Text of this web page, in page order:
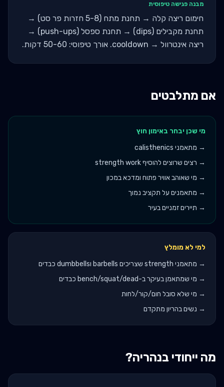
מבנה פגישה טיפוסית
חימום ריצה קלה → תחנת מתח (5-8 חזרות פר סט) →
תחנת מקבילים (dips) → תחנת ספסל (push-ups) →
ריצה אינטרוול → cooldown. אורך טיפוסי: 50-60 דקות.
אם מתלבטים
מי שכן יבחר באימון חוץ
→ מתאמני calisthenics
→ רצים שרוצים להוסיף strength work
→ מי שאוהב אוויר פתוח ומדכא במכון
→ מתאמנים על תקציב נמוך
→ תיירים זמניים בעיר
למי לא מומלץ
→ מתאמני strength שצריכים barbells וdumbbells כבדים
→ מי שמתאמן בעיקר ב-bench/squat/dead כבדים
→ מי שלא סובל חום/קור/לחות
→ נשים בהריון מתקדם
מה ייחודי בנהריה?